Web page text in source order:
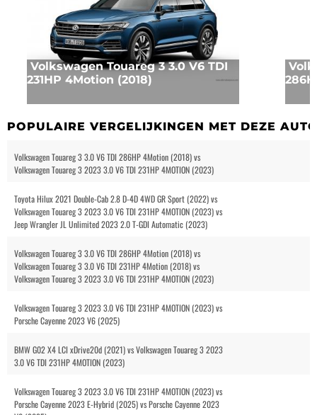
Volkswagen Touareg 3 3.0 V6 TDI
231HP 4Motion (2018)
POPULAIRE VERGELIJKINGEN MET DEZE
Volkswagen Touareg 3 3.0 V6 TDI 286HP 4Motion (2018) vs
Volkswagen Touareg 3 2023 3.0 V6 TDI 231HP 4MOTION (2023)
Toyota Hilux 2021 Double-Cab 2.8 D-4D 4WD GR Sport (2022) vs
Volkswagen Touareg 3 2023 3.0 V6 TDI 231HP 4MOTION (2023) vs
Jeep Wrangler JL Unlimited 2023 2.0 T-GDI Automatic (2023)
Volkswagen Touareg 3 3.0 V6 TDI 286HP 4Motion (2018) vs
Volkswagen Touareg 3 3.0 V6 TDI 231HP 4Motion (2018) vs
Volkswagen Touareg 3 2023 3.0 V6 TDI 231HP 4MOTION (2023)
Volkswagen Touareg 3 2023 3.0 V6 TDI 231HP 4MOTION (2023) vs
Porsche Cayenne 2023 V6 (2025)
BMW G02 X4 LCI xDrive20d (2021) vs Volkswagen Touareg 3 2023
3.0 V6 TDI 231HP 4MOTION (2023)
Volkswagen Touareg 3 2023 3.0 V6 TDI 231HP 4MOTION (2023) vs
Porsche Cayenne 2023 E-Hybrid (2025) vs Porsche Cayenne 2023